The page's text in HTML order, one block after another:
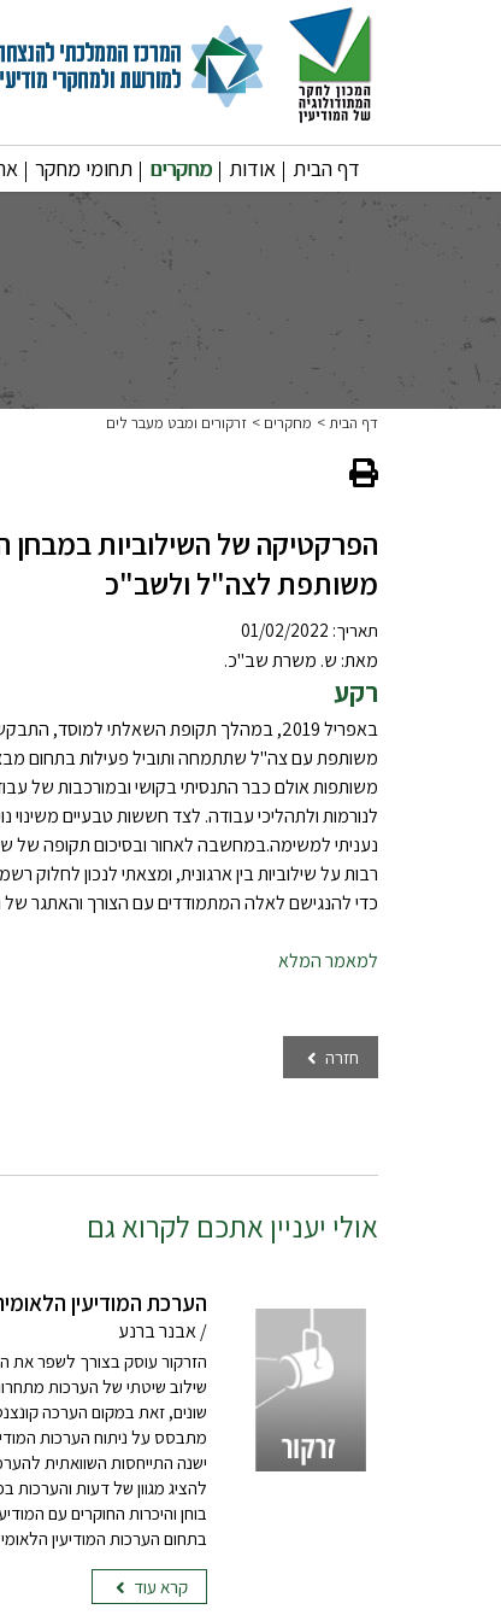
דף הבית אודות מחקרים תחומי מחקר
דף הבית מחקרים זרקורים ומבט מעבר לים
הפרקטיקה של השילוביות במבחן
משותפת לצה"ל ולשב"כ
תאריך: 01/02/2022
מאת: ש. משרת שב"כ.
רקע
באפריל 2019, במהלך תקופת השאלתי
משותפת עם צה"ל שתתמחה ותוביל פעילות בתחום
משותפות אולם כבר התנסיתי בקושי ובמורכבות של
לנורמות ולתהליכי עבודה. לצד חששות טבעיים
נעניתי למשימה.במחשבה לאחור ובסיכום תקופה של
רבות על שילוביות בין ארגונית, ומצאתי לנכון
כדי להנגישם לאלה המתמודדים עם הצורך והאתגר
למאמר המלא
חזרה
אולי יעניין אתכם לקרוא גם
הערכת המודיעין
/ אבנר ברנע
הזרקור עוסק בצורך לשפר את
שילוב שיטתי של הערכות
שונים, זאת במקום הערכה
מתבסס על ניתוח הערכות
ישנה התייחסות השוואתית
להציג מגוון של דעות
בוחן והיכרות החוקרים עם
בתחום הערכות המודיעין
קרא עוד